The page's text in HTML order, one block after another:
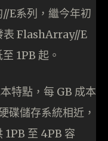
E系列，繼今年初
表 FlashArray//E
1PB 起。
特點，每 GB 成本
碟儲存系統相近，
1PB 至 4PB 容